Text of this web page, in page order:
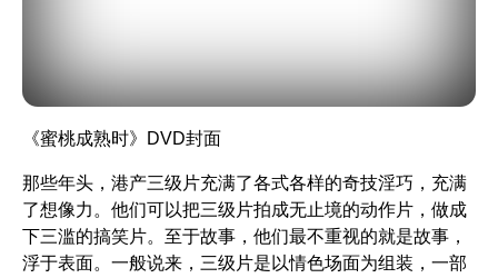
《蜜桃成熟时》 DVD封面
那些年头，港产三级片充满了各式各样的奇技淫巧，充满
了想像力。他们可以把三级片拍成无止境的动作片，做成
下三滥的搞笑片。至于故事，他们最不重视的就是故事，
浮于表面。一般说来，三级片是以情色场面为组装，一部